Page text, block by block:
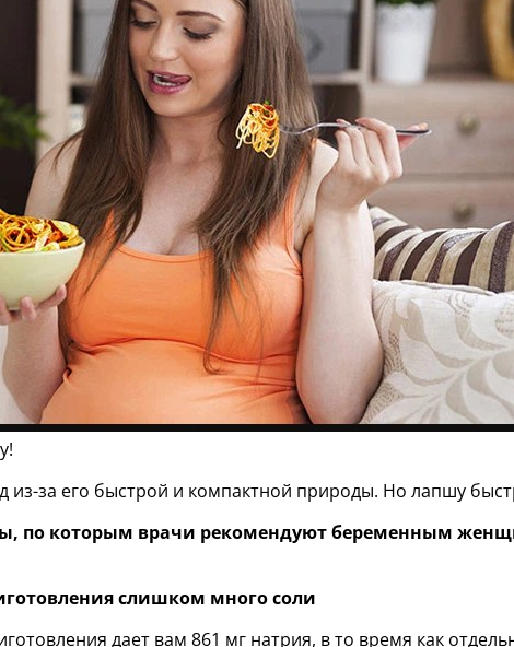
из-за его быстрой и компактной природы. Но лапшу
по которым врачи рекомендуют беременным
слишком много соли
дает вам 861 мг натрия, в то время как